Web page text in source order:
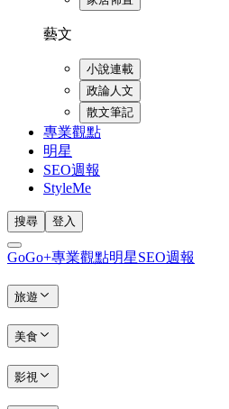
藝文
小說連載
政論人文
散文筆記
專業觀點
明星
SEO週報
StyleMe
搜尋 登入
GoGo+專業觀點明星SEO週報
旅遊
美食
影視